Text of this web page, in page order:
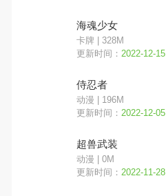
海魂少女
卡牌 | 328M
更新时间： 2022-12-15
侍忍者
动漫 | 196M
更新时间： 2022-12-05
超兽武装
动漫 | 0M
更新时间： 2022-11-28